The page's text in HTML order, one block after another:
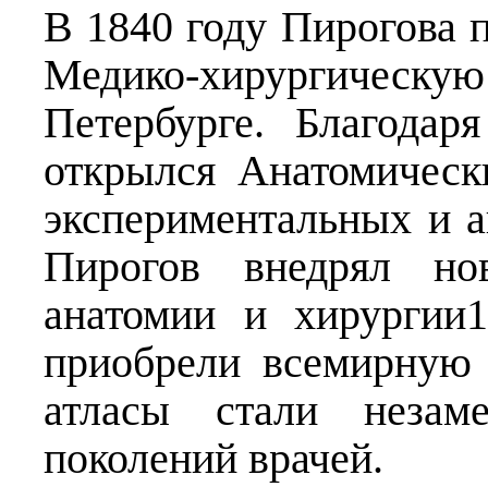
В 1840 году Пирогова
Медико-
Петербурге.
открылся
экспериментальных и
Пирогов внедрял
анатомии и
приобрели всемирную
атласы стали
поколений врачей.